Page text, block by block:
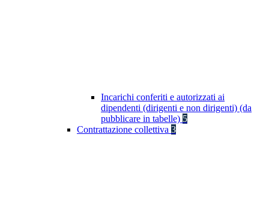
Incarichi conferiti e autorizzati ai
dipendenti (dirigenti e non dirigenti) (da
pubblicare in tabelle) 5
Contrattazione collettiva 3